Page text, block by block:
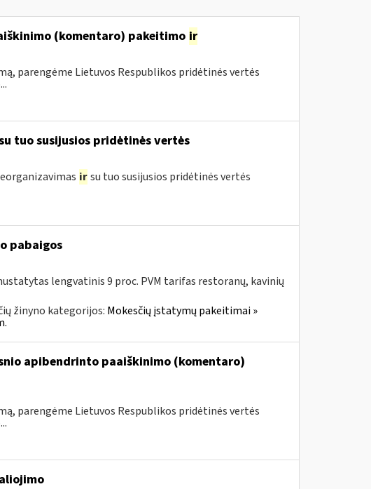
(komentaro) pakeitimo ir
parengėme Lietuvos Respublikos pridėtinės vertės
tuo susijusios pridėtinės vertės
ir su tuo susijusios pridėtinės vertės
pabaigos
lengvatinis 9 proc. PVM tarifas restoranų, kavinių
žinyno kategorijos: Mokesčių įstatymų pakeitimai »
apibendrinto paaiškinimo (komentaro)
parengėme Lietuvos Respublikos pridėtinės vertės